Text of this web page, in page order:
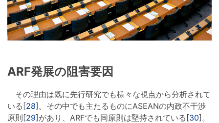
ARF発展の阻害要因
その理由は既に先行研究でも様々な視点から分析されて
いる[28]。その中でも主たるものにASEANの内政不干渉
原則[29]があり、ARFでも同原則は堅持されている[30]。